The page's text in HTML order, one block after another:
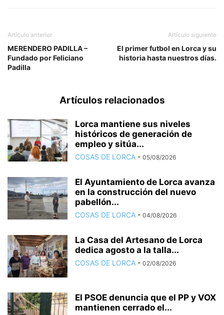
Artículo anterior
MERENDERO PADILLA –
Fundado por Feliciano
Padilla
Artículo siguiente
El primer futbol en Lorca y su
historia hasta nuestros días.
Artículos relacionados
Lorca mantiene sus niveles
históricos de generación de
empleo y sitúa...
COSAS DE LORCA - 05/08/2026
El Ayuntamiento de Lorca avanza
en la construcción del nuevo
pabellón...
COSAS DE LORCA - 04/08/2026
La Casa del Artesano de Lorca
dedica agosto a la talla...
COSAS DE LORCA - 02/08/2026
El PSOE denuncia que el PP y VOX
mantienen cerrado el...